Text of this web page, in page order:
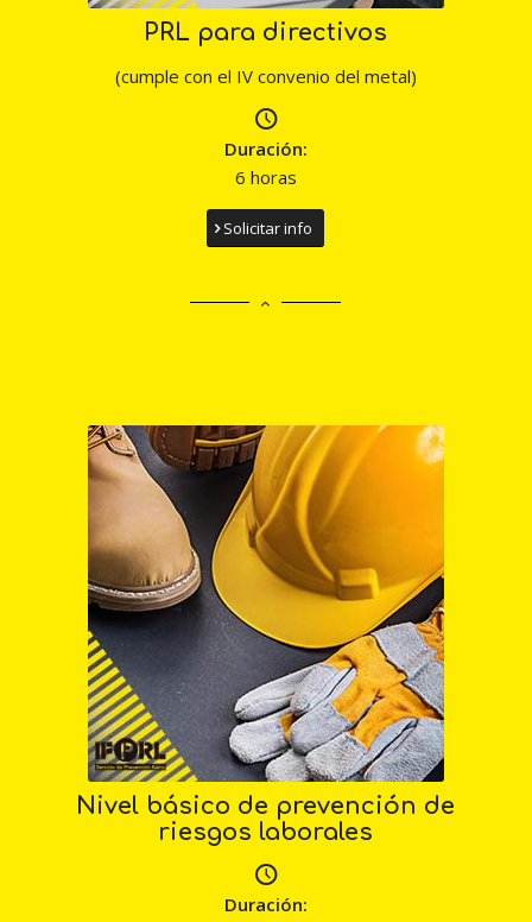
PRL para directivos
(cumple con el IV convenio del metal)
Duración:
6 horas
Solicitar info
Nivel básico de prevención de
riesgos laborales
Duración: